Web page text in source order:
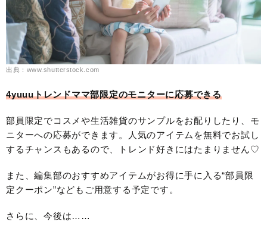
出典：www.shutterstock.com
4yuuuトレンドママ部限定のモニターに応募できる
部員限定でコスメや生活雑貨のサンプルをお配りしたり、モ
ニターへの応募ができます。人気のアイテムを無料でお試し
するチャンスもあるので、トレンド好きにはたまりません♡
また、編集部のおすすめアイテムがお得に手に入る“部員限
定クーポン”などもご用意する予定です。
さらに、今後は……